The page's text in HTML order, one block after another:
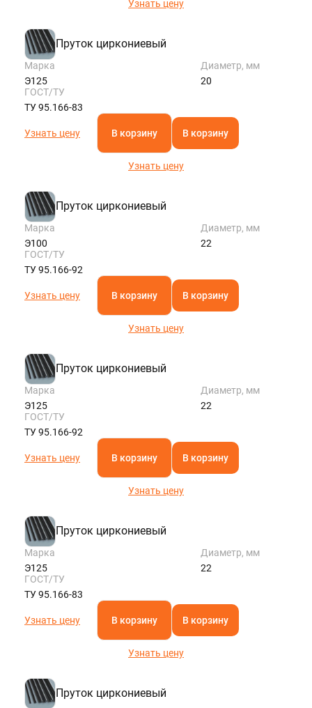
Узнать цену
Пруток циркониевый
Марка
Э125
Диаметр, мм
20
ГОСТ/ТУ
ТУ 95.166-83
Узнать цену В корзину В корзину
Узнать цену
Пруток циркониевый
Марка
Э100
Диаметр, мм
22
ГОСТ/ТУ
ТУ 95.166-92
Узнать цену В корзину В корзину
Узнать цену
Пруток циркониевый
Марка
Э125
Диаметр, мм
22
ГОСТ/ТУ
ТУ 95.166-92
Узнать цену В корзину В корзину
Узнать цену
Пруток циркониевый
Марка
Э125
Диаметр, мм
22
ГОСТ/ТУ
ТУ 95.166-83
Узнать цену В корзину В корзину
Узнать цену
Пруток циркониевый